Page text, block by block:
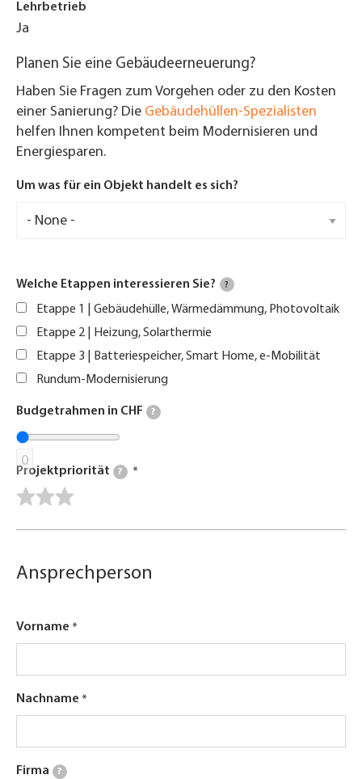
Lehrbetrieb
Ja
Planen Sie eine Gebäudeerneuerung?
Haben Sie Fragen zum Vorgehen oder zu den Kosten
einer Sanierung? Die Gebäudehüllen-Spezialisten
helfen Ihnen kompetent beim Modernisieren und
Energiesparen.
Um was für ein Objekt handelt es sich?
Welche Etappen interessieren Sie? ?
Etappe 1 | Gebäudehülle, Wärmedämmung, Photovoltaik
Etappe 2 | Heizung, Solarthermie
Etappe 3 | Batteriespeicher, Smart Home, e-Mobilität
Rundum-Modernisierung
Budgetrahmen in CHF ?
0
Projektpriorität ?
Ansprechperson
Vorname
Nachname
Firma ?